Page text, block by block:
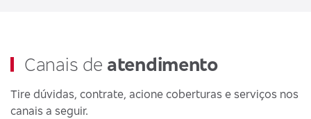
Canais de atendimento
Tire dúvidas, contrate, acione coberturas e serviços nos
canais a seguir.